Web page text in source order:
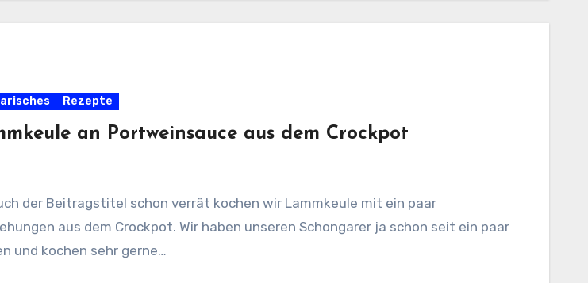
Rezepte
an Portweinsauce aus dem Crockpot
der Beitragstitel schon verrät kochen wir Lammkeule mit ein paar
aus dem Crockpot. Wir haben unseren Schongarer ja schon seit ein paar
und kochen sehr gerne…